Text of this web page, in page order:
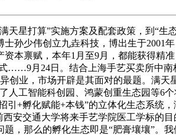
打算”实施方案及配套政策，到“生
孙少伟创立九垚科技，博出生于2001
本禀赋，本年1月至9月，都能获得精
……9月24日。结合上海手艺买卖所中
创业，市场开辟是其面对的最题。满
人工智能科创园、鸿蒙创重生态园等6
+孵化赋能+本钱”的立体化生态系统
安交通大学将来手艺学院医工学标的
，那么的孵化生态即是“肥膏壤壤”。